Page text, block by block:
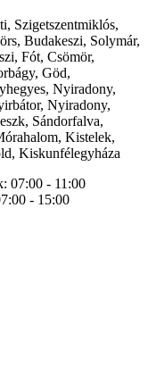
Szigetszentmiklós,
Budakeszi, Solymár,
Fót, Csömör,
Göd,
Nyiradony,
Nyiradony,
Sándorfalva,
Kistelek,
Kiskunfélegyháza
07:00 - 11:00
- 15:00